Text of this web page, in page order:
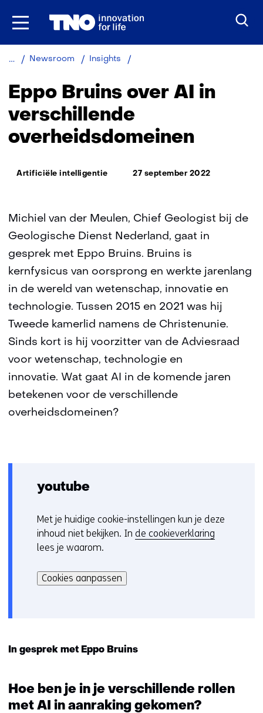
Ga
Newsroom Insights
AI
verschillende
overheidsdomeinen
Eppo Bruins over AI in
verschillende
overheidsdomeinen
Thema:
Artificiële intelligentie 27 september 2022
Michiel van der Meulen, Chief Geologist bij de
Geologische Dienst Nederland, gaat in
gesprek met Eppo Bruins. Bruins is
kernfysicus van oorsprong en werkte jarenlang
in de wereld van wetenschap, innovatie en
technologie. Tussen 2015 en 2021 was hij
Tweede kamerlid namens de Christenunie.
Sinds kort is hij voorzitter van de Adviesraad
voor wetenschap, technologie en
innovatie. Wat gaat AI in de komende jaren
betekenen voor de verschillende
overheidsdomeinen?
youtube
C
o
o
i
r
u
r
Met je huidige cookie-instellingen kun je deze
inhoud niet bekijken. In de cookieverklaring
lees je waarom.
kan
het
op
worden
toegestaan
Cookies aanpassen
In gesprek met Eppo Bruins
Hoe ben je in je verschillende rollen
met AI in aanraking gekomen?